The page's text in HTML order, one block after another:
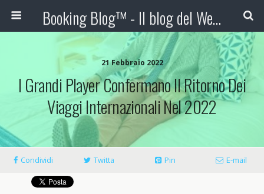
Booking Blog™ - Il blog del Web Marketing Turistico
21 Febbraio 2022
I Grandi Player Confermano Il Ritorno Dei
Viaggi Internazionali Nel 2022
Condividi Twitta Pin E-mail